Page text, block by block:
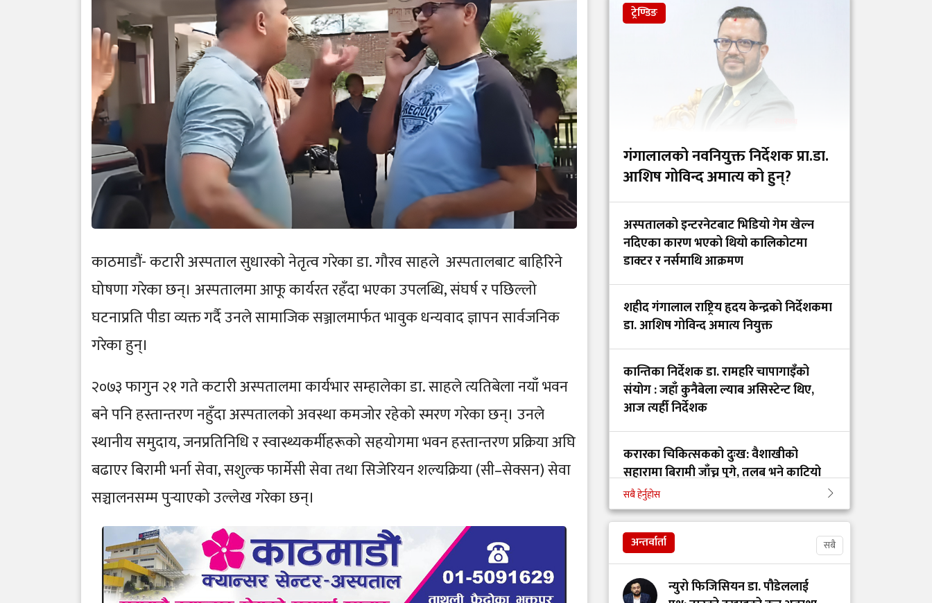
काठमाडौं- कटारी अस्पताल सुधारको नेतृत्व गरेका डा. गौरव साहले अस्पतालबाट बाहिरिने
घोषणा गरेका छन्। अस्पतालमा आफू कार्यरत रहँदा भएका उपलब्धि, संघर्ष र पछिल्लो
घटनाप्रति पीडा व्यक्त गर्दै उनले सामाजिक सञ्जालमार्फत भावुक धन्यवाद ज्ञापन सार्वजनिक
गरेका हुन्।
२०७३ फागुन २१ गते कटारी अस्पतालमा कार्यभार सम्हालेका डा. साहले त्यतिबेला नयाँ भवन
बने पनि हस्तान्तरण नहुँदा अस्पतालको अवस्था कमजोर रहेको स्मरण गरेका छन्। उनले
स्थानीय समुदाय, जनप्रतिनिधि र स्वास्थ्यकर्मीहरूको सहयोगमा भवन हस्तान्तरण प्रक्रिया अघि
बढाएर बिरामी भर्ना सेवा, सशुल्क फार्मेसी सेवा तथा सिजेरियन शल्यक्रिया (सी–सेक्सन) सेवा
सञ्चालनसम्म पुर्‍याएको उल्लेख गरेका छन्।
देखिए क्यान्सरको जोखिम
चिकित्सक–नर्समाथि
कुटपिटपछि पलाँता
अस्पताल अनिश्चितकालका
वैद्यखानाले गति लिएकोमा
गर्व गर्दै पूर्व स्वास्थ्यमन्त्री
दिए ६ सुझाव
एसिया क्षेत्रीय ‘पब्लिक
हेल्थ च्याम्पियन्स’ अवार्ड
क्यान्सर पीडित श्रीमतीलाई
पिठ्युँमा बोकेर अन्तिम
अवस्था किन आयो?
पलाँता अस्पतालमा
दुर्व्यवहार र तोडफोडमा
मानसिक सामाजिक
अध्यात्मिक स्वास्थ्य
ट्रेण्डिङ
गंगालालको नवनियुक्त निर्देशक प्रा.डा.
आशिष गोविन्द अमात्य को हुन्?
अस्पतालको इन्टरनेटबाट भिडियो गेम खेल्न
नदिएका कारण भएको थियो कालिकोटमा
डाक्टर र नर्समाथि आक्रमण
शहीद गंगालाल राष्ट्रिय हृदय केन्द्रको निर्देशकमा
डा. आशिष गोविन्द अमात्य नियुक्त
कान्तिका निर्देशक डा. रामहरि चापागाइँको
संयोग : जहाँ कुनैबेला ल्याब असिस्टेन्ट थिए,
आज त्यहीँ निर्देशक
करारका चिकित्सकको दुःख: वैशाखीको
सहारामा बिरामी जाँच्न पुगे, तलब भने काटियो
कान्ति अस्पतालको निर्देशकमा डा. रामहरी
चापागाईं
सबै हेर्नुहोस
अन्तर्वार्ता सबै
न्युरो फिजिसियन डा. पौडेललाई